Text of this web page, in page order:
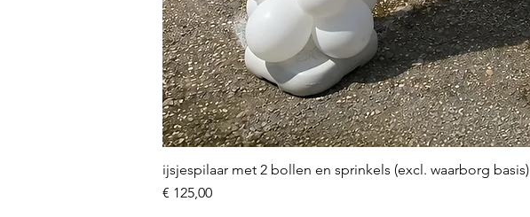
ijsjespilaar met 2 bollen en sprinkels (excl. waarborg basis)
Prijs
€ 125,00